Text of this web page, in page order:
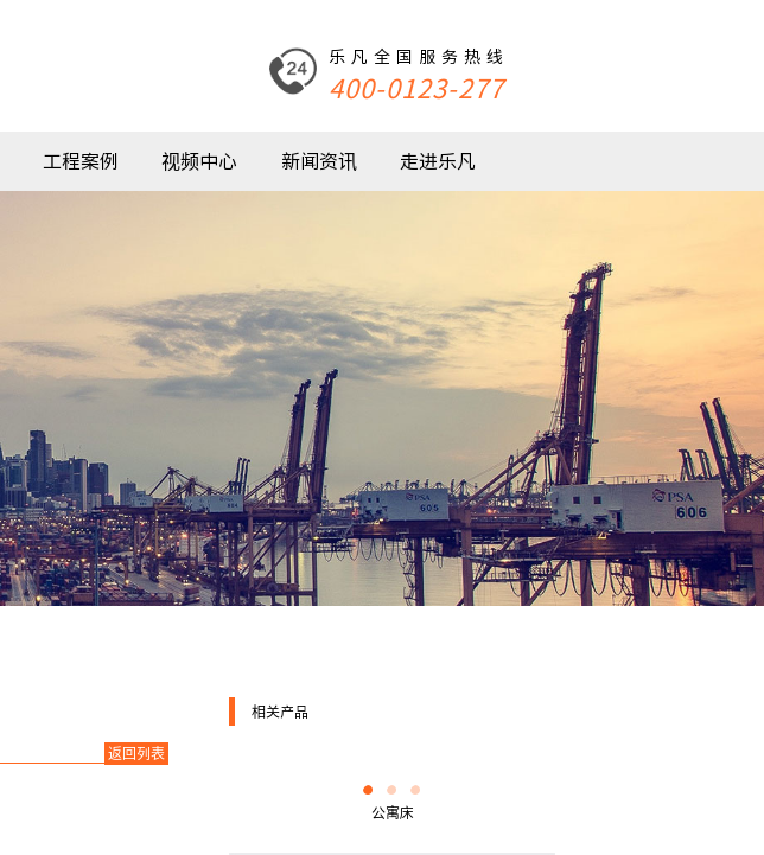
乐凡全国服务热线
400-0123-277
工程案例 视频中心 新闻资讯 走进乐凡
返回列表
相关产品
公寓床